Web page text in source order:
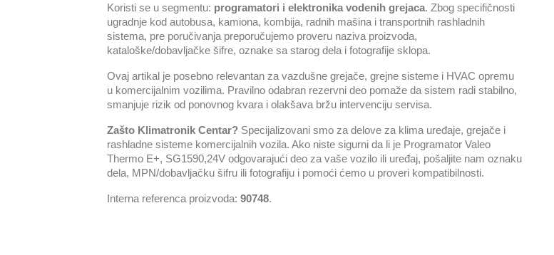
Koristi se u segmentu: programatori i elektronika vodenih grejaca. Zbog specifičnosti
ugradnje kod autobusa, kamiona, kombija, radnih mašina i transportnih rashladnih
sistema, pre poručivanja preporučujemo proveru naziva proizvoda,
kataloške/dobavljačke šifre, oznake sa starog dela i fotografije sklopa.
Ovaj artikal je posebno relevantan za vazdušne grejače, grejne sisteme i HVAC opremu
u komercijalnim vozilima. Pravilno odabran rezervni deo pomaže da sistem radi stabilno,
smanjuje rizik od ponovnog kvara i olakšava bržu intervenciju servisa.
Zašto Klimatronik Centar? Specijalizovani smo za delove za klima uređaje, grejače i
rashladne sisteme komercijalnih vozila. Ako niste sigurni da li je Programator Valeo
Thermo E+, SG1590,24V odgovarajući deo za vaše vozilo ili uređaj, pošaljite nam oznaku
dela, MPN/dobavljačku šifru ili fotografiju i pomoći ćemo u proveri kompatibilnosti.
Interna referenca proizvoda: 90748.